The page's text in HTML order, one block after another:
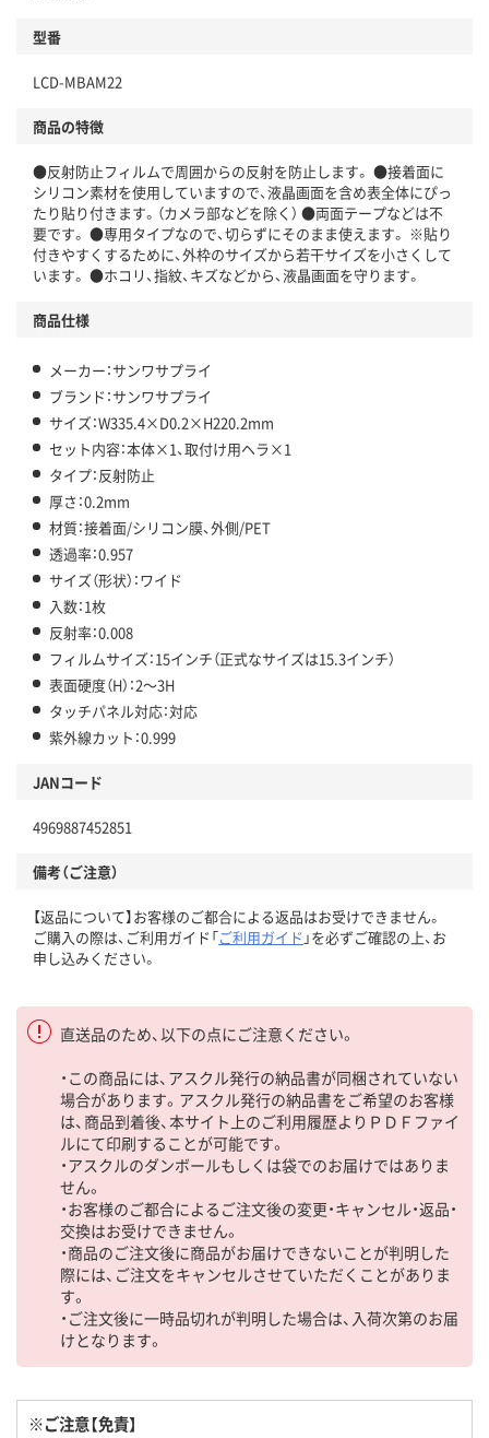
型番
LCD-MBAM22
商品の特徴
●反射防止フィルムで周囲からの反射を防止します。 ●接着面に
シリコン素材を使用していますので、液晶画面を含め表全体にぴっ
たり貼り付きます。（カメラ部などを除く） ●両面テープなどは不
要です。 ●専用タイプなので、切らずにそのまま使えます。 ※貼り
付きやすくするために、外枠のサイズから若干サイズを小さくして
います。 ●ホコリ、指紋、キズなどから、液晶画面を守ります。
商品仕様
メーカー：サンワサプライ
ブランド：サンワサプライ
サイズ：W335.4×D0.2×H220.2mm
セット内容：本体×1、取付け用ヘラ×1
タイプ：反射防止
厚さ：0.2mm
材質：接着面/シリコン膜、外側/PET
透過率：0.957
サイズ（形状）：ワイド
入数：1枚
反射率：0.008
フィルムサイズ：15インチ（正式なサイズは15.3インチ）
表面硬度（H）：2～3H
タッチパネル対応：対応
紫外線カット：0.999
JANコード
4969887452851
備考（ご注意）
【返品について】お客様のご都合による返品はお受けできません。
ご購入の際は、ご利用ガイド「ご利用ガイド 」を必ずご確認の上、お
申し込みください。
直送品のため、以下の点にご注意ください。
・この商品には、アスクル発行の納品書が同梱されていない
場合があります。アスクル発行の納品書をご希望のお客様
は、商品到着後、本サイト上のご利用履歴よりＰＤＦファイ
ルにて印刷することが可能です。
・アスクルのダンボールもしくは袋でのお届けではありま
せん。
・お客様のご都合によるご注文後の変更・キャンセル・返品・
交換はお受けできません。
・商品のご注文後に商品がお届けできないことが判明した
際には、ご注文をキャンセルさせていただくことがありま
す。
・ご注文後に一時品切れが判明した場合は、入荷次第のお届
けとなります。
※ご注意【免責】